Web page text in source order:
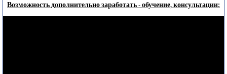
Возможность дополнительно заработать - обучение, консультации: